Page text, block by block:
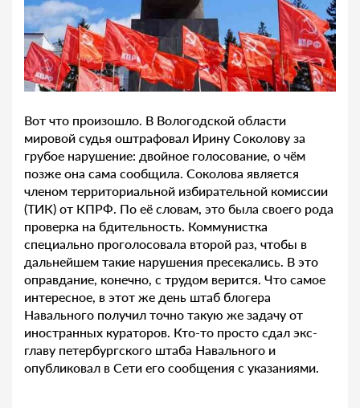
Вот что произошло. В Вологодской области
мировой судья оштрафовал Ирину Соколову за
грубое нарушение: двойное голосование, о чём
позже она сама сообщила. Соколова является
членом территориальной избирательной комиссии
(ТИК) от КПРФ. По её словам, это была своего рода
проверка на бдительность. Коммунистка
специально проголосовала второй раз, чтобы в
дальнейшем такие нарушения пресекались. В это
оправдание, конечно, с трудом верится. Что самое
интересное, в этот же день штаб блогера
Навального получил точно такую же задачу от
иностранных кураторов. Кто-то просто сдал экс-
главу петербургского штаба Навального и
опубликовал в Сети его сообщения с указаниями.